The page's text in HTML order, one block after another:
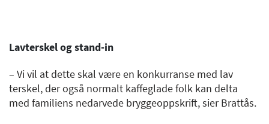
Lavterskel og stand-in
– Vi vil at dette skal være en konkurranse med lav
terskel, der også normalt kaffeglade folk kan delta
med familiens nedarvede bryggeoppskrift, sier Brattås.